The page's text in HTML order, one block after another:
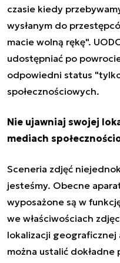
czasie kiedy
wysłanym do
macie wolną rękę".
udostępniać po
odpowiedni status
społecznościowych.
Nie ujawniaj swojej
mediach
Sceneria zdjęć
jesteśmy. Obecne
wyposażone są w
we właściwościach
lokalizacji geograficznej
można ustalić dokładne